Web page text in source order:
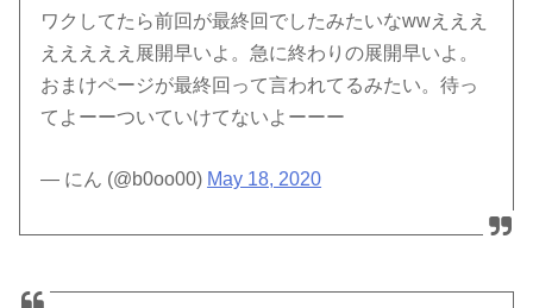
ワクしてたら前回が最終回でしたみたいなwwえええ
えええええ展開早いよ。急に終わりの展開早いよ。
おまけページが最終回って言われてるみたい。待っ
てよーーついていけてないよーーー
— にん (@b0oo00) May 18, 2020